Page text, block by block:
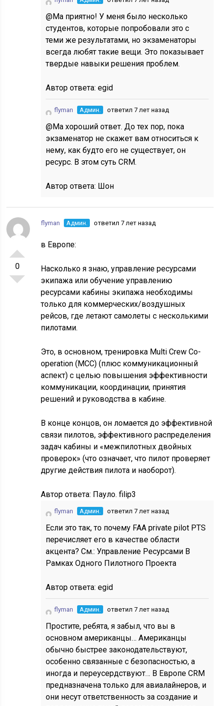
@Ма приятно! У меня было несколько
студентов, которые попробовали это с
теми же результатами, но экзаменаторы
всегда любят такие вещи. Это показывает
твердые навыки решения проблем.
Автор ответа:egid
flyman Админ. ответил 7 лет назад
@Ма хороший ответ. До тех пор, пока
экзаменатор не скажет вам относиться к
нему, как будто его не существует, он
ресурс. В этом суть CRM.
Автор ответа: Шон
0
flyman Админ. ответил 7 лет назад
в Европе:
Насколько я знаю, управление ресурсами
экипажа или обучение управлению
ресурсами кабины экипажа необходимы
только для коммерческих/воздушных
рейсов, где летают самолеты с несколькими
пилотами.
Это, в основном, тренировка Multi Crew Co-
operation (MCC) (плюс коммуникационный
аспект) с целью повышения эффективности
коммуникации, координации, принятия
решений и руководства в кабине.
В конце концов, он ломается до эффективной
связи пилотов, эффективного распределения
задач кабины и «межпилотных двойных
проверок» (что означает, что пилот проверяет
другие действия пилота и наоборот).
Автор ответа: Пауло. filip3
flyman Админ. ответил 7 лет назад
Если это так, то почему FAA private pilot PTS
перечисляет его в качестве области
акцента? См.: Управление Ресурсами В
Рамках Одного Пилотного Проекта
Автор ответа:egid
flyman Админ. ответил 7 лет назад
Простите, ребята, я забыл, что вы в
основном американцы… Американцы
обычно быстрее законодательствуют,
особенно связанные с безопасностью, а
иногда и переусердствуют… В Европе CRM
предназначена только для авиалайнеров, и
они несут ответственность за создание и